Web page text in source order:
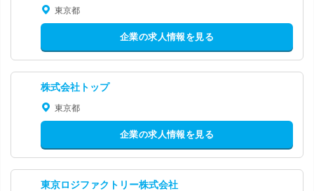
東京都
企業の求人情報を見る
株式会社トップ
東京都
企業の求人情報を見る
東京ロジファクトリー株式会社